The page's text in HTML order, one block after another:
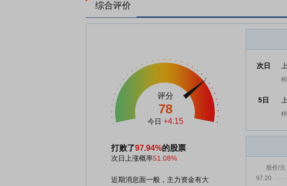
综合评价
评分
78
今日 +4.15
打败了97.94%的股票
次日上涨概率51.08%
近期消息面一般，主力资金有大
次日
5日